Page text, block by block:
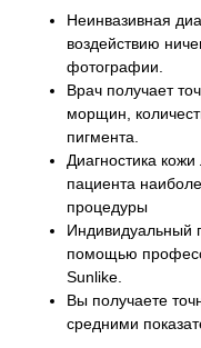
Неинвазивная
воздействию
фотографии.
Врач получает
морщин,
пигмента.
Диагностика
пациента
процедуры
Индивидуальный
помощью
Sunlike.
Вы получаете
средними